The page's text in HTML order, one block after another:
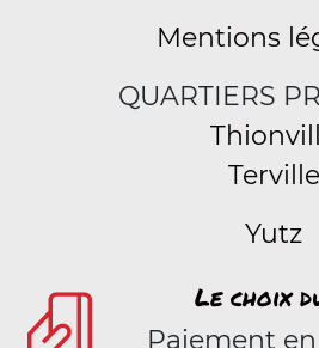
Mentions
QUARTIERS
Terville
Yutz
Le choix
Paiement